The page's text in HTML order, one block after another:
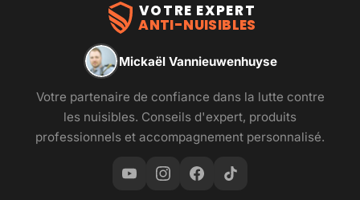
VOTRE EXPERT
ANTI-NUISIBLES
Mickaël Vannieuwenhuyse
Votre partenaire de confiance dans la lutte contre
les nuisibles. Conseils d'expert, produits
professionnels et accompagnement personnalisé.